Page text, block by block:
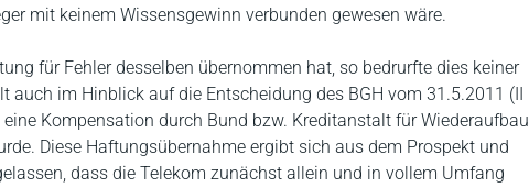
mit keinem Wissensgewinn verbunden gewesen wäre.
für Fehler desselben übernommen hat, so bedrurfte dies keiner
auch im Hinblick auf die Entscheidung des BGH vom 31.5.2011 (II
Kompensation durch Bund bzw. Kreditanstalt für Wiederaufbau
Diese Haftungsübernahme ergibt sich aus dem Prospekt und
dass die Telekom zunächst allein und in vollem Umfang